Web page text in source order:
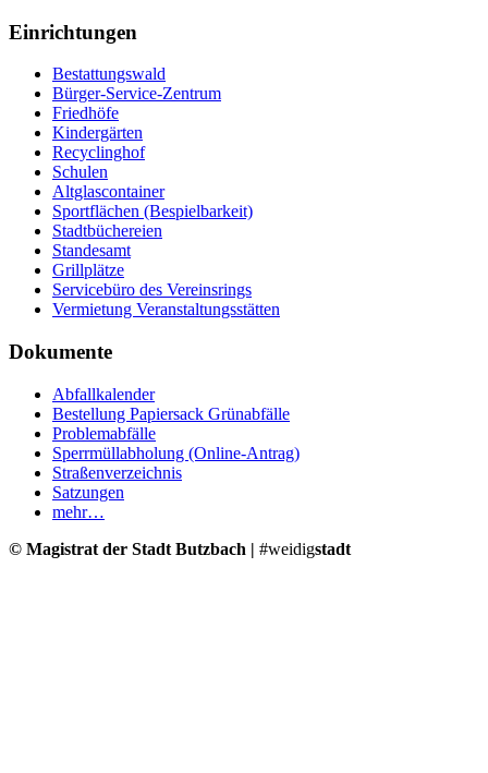
Einrichtungen
Bestattungswald
Bürger-Service-Zentrum
Friedhöfe
Kindergärten
Recyclinghof
Schulen
Altglascontainer
Sportflächen (Bespielbarkeit)
Stadtbüchereien
Standesamt
Grillplätze
Servicebüro des Vereinsrings
Vermietung Veranstaltungsstätten
Dokumente
Abfallkalender
Bestellung Papiersack Grünabfälle
Problemabfälle
Sperrmüllabholung (Online-Antrag)
Straßenverzeichnis
Satzungen
mehr…
© Magistrat der Stadt Butzbach | #weidigstadt